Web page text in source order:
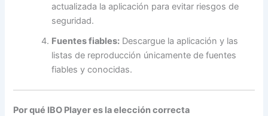
actualizada la aplicación para evitar riesgos de
seguridad.
Fuentes fiables: Descargue la aplicación y las
listas de reproducción únicamente de fuentes
fiables y conocidas.
Por qué IBO Player es la elección correcta